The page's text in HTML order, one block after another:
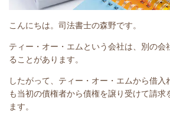
こんにちは。司法書士の森野です。
ティー・オー・エムという会社は、別の会
ることがあります。
したがって、ティー・オー・エムから借入
も当初の債権者から債権を譲り受けて請求
ます。